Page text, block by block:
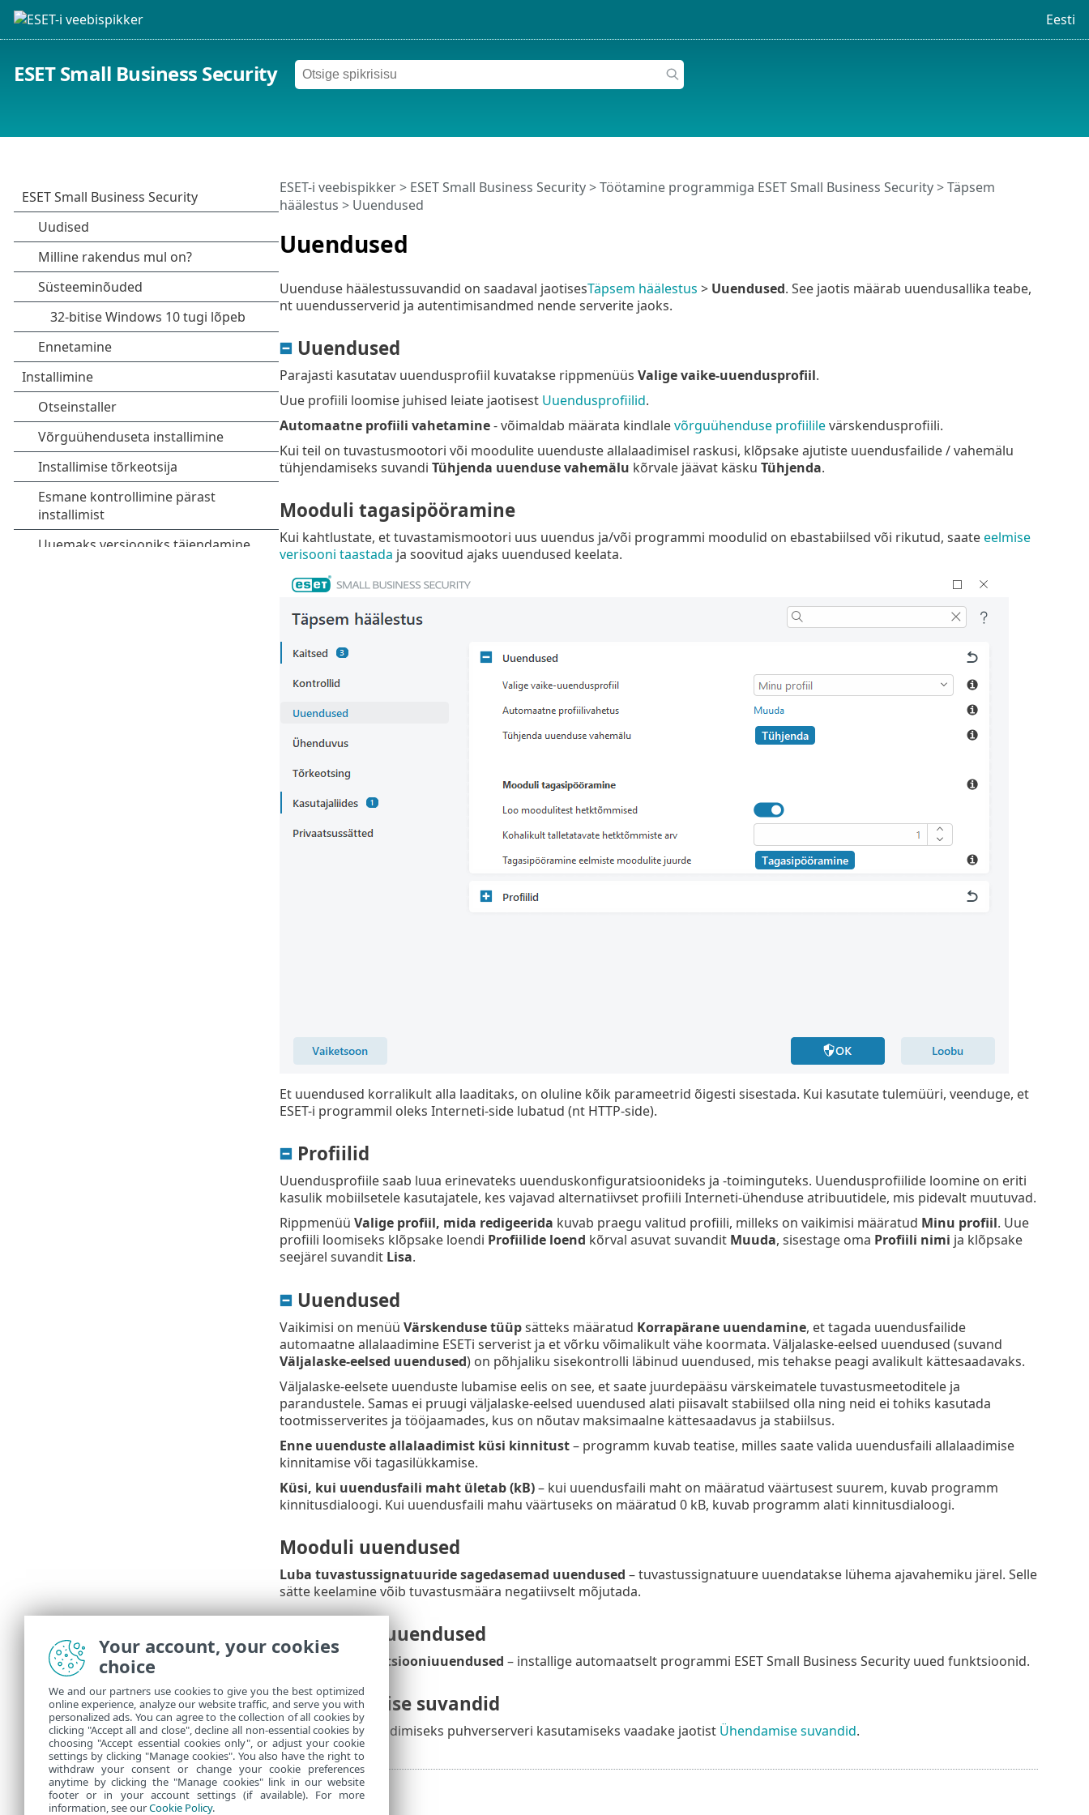
Eesti
ESET Small Business Security
Uuendused
ESET-i veebispikker> ESET Small Business Security>Töötamine programmiga ESET Small Business Security>Täpsem
häälestus > Uuendused
Uuenduse häälestussuvandid on saadaval jaotisesTäpsem häälestus > Uuendused. See jaotis määrab uuendusallika teabe,
nt uuendusserverid ja autentimisandmed nende serverite jaoks.
Uuendused
Parajasti kasutatav uuendusprofiil kuvatakse rippmenüüs Valige vaike-uuendusprofiil.
Uue profiili loomise juhised leiate jaotisest Uuendusprofiilid.
Automaatne profiili vahetamine- võimaldab määrata kindlalevõrguühenduse profiililevärskendusprofiili.
Kui teil on tuvastusmootori või moodulite uuenduste allalaadimisel raskusi, klõpsake ajutiste uuendusfailide / vahemälu
tühjendamiseks suvandi Tühjenda uuenduse vahemälu kõrvale jäävat käsku Tühjenda.
Mooduli tagasipööramine
Kui kahtlustate, et tuvastamismootori uus uuendus ja/või programmi moodulid on ebastabiilsed või rikutud, saateeelmise
verisooni taastada ja soovitud ajaks uuendused keelata.
Et uuendused korralikult alla laaditaks, on oluline kõik parameetrid õigesti sisestada. Kui kasutate tulemüüri, veenduge, et
ESET-i programmil oleks Interneti-side lubatud (nt HTTP-side).
Profiilid
Uuendusprofiile saab luua erinevateks uuenduskonfiguratsioonideks ja -toiminguteks. Uuendusprofiilide loomine on eriti
kasulik mobiilsetele kasutajatele, kes vajavad alternatiivset profiili Interneti-ühenduse atribuutidele, mis pidevalt muutuvad.
Rippmenüü Valige profiil, mida redigeerida kuvab praegu valitud profiili, milleks on vaikimisi määratud Minu profiil. Uue
profiili loomiseks klõpsake loendi Profiilide loend kõrval asuvat suvandit Muuda, sisestage oma Profiili nimi ja klõpsake
seejärel suvandit Lisa.
Uuendused
Vaikimisi on menüü Värskenduse tüüpsätteks määratud Korrapärane uuendamine, et tagada uuendusfailide
automaatne allalaadimine ESETi serverist ja et võrku võimalikult vähe koormata. Väljalaske-eelsed uuendused (suvand
Väljalaske-eelsed uuendused) on põhjaliku sisekontrolli läbinud uuendused, mis tehakse peagi avalikult kättesaadavaks.
Väljalaske-eelsete uuenduste lubamise eelis on see, et saate juurdepääsu värskeimatele tuvastusmeetoditele ja
parandustele. Samas ei pruugi väljalaske-eelsed uuendused alati piisavalt stabiilsed olla ning neid ei tohiks kasutada
tootmisserverites ja tööjaamades, kus on nõutav maksimaalne kättesaadavus ja stabiilsus.
Enne uuenduste allalaadimist küsi kinnitust– programm kuvab teatise, milles saate valida uuendusfaili allalaadimise
kinnitamise või tagasilükkamise.
Küsi, kui uuendusfaili maht ületab (kB)– kui uuendusfaili maht on määratud väärtusest suurem, kuvab programm
kinnitusdialoogi. Kui uuendusfaili mahu väärtuseks on määratud 0 kB, kuvab programm alati kinnitusdialoogi.
Mooduli uuendused
Luba tuvastussignatuuride sagedasemad uuendused – tuvastussignatuure uuendatakse lühema ajavahemiku järel. Selle
sätte keelamine võib tuvastusmäära negatiivselt mõjutada.
Rakenduse uuendused
Rakenduse funktsiooniuuendused – installige automaatselt programmi ESET Small Business Security uued funktsioonid.
Ühendamise suvandid
Uuenduste allalaadimiseks puhverserveri kasutamiseks vaadake jaotist Ühendamise suvandid.
Your account, your cookies
choice
We and our partners use cookies to give you the best optimized
online experience, analyze our website traffic, and serve you with
personalized ads. You can agree to the collection of all cookies by
clicking "Accept all and close", decline all non-essential cookies by
choosing "Accept essential cookies only", or adjust your cookie
settings by clicking "Manage cookies". You also have the right to
withdraw your consent or change your cookie preferences
anytime by clicking the "Manage cookies" link in our website
footer or in your account settings (if available). For more
information, see ourCookie Policy.